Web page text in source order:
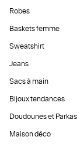
Robes
Baskets femme
Sweatshirt
Jeans
Sacs à main
Bijoux tendances
Doudounes et Parkas
Maison déco